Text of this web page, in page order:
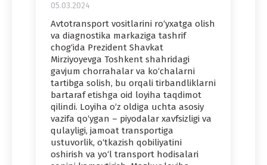
05.03.2024
Avtotransport vositlarini ro‘yxatga olish
va diagnostika markaziga tashrif
chog‘ida Prezident Shavkat
Mirziyoyevga Toshkent shahridagi
gavjum chorrahalar va ko‘chalarni
tartibga solish, bu orqali tirbandliklarni
bartaraf etishga oid loyiha taqdimot
qilindi. Loyiha o‘z oldiga uchta asosiy
vazifa qo‘ygan – piyodalar xavfsizligi va
qulayligi, jamoat transportiga
ustuvorlik, o‘tkazish qobiliyatini
oshirish va yo‘l transport hodisalari